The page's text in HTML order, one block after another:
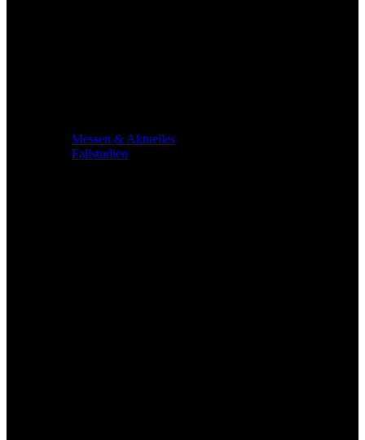
Messen & Aktuelles
Fallstudien